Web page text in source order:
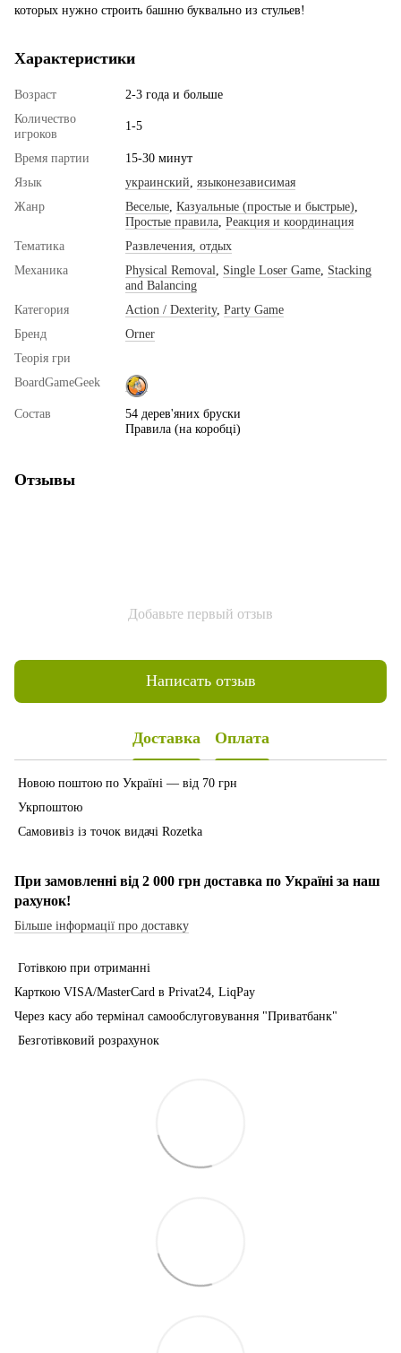
которых нужно строить башню буквально из стульев!
Характеристики
Возраст
2-3 года и больше
Количество
игроков
1-5
Время партии
15-30 минут
Язык
украинский языконезависимая
Жанр
Веселые Казуальные (простые и быстрые)
Простые правила Реакция и координация
Тематика
Развлечения, отдых
Механика
Physical Removal Single Loser Game Stacking
and Balancing
Категория
Action / Dexterity, Party Game
Бренд
Orner
Теорія гри
BoardGameGeek
Состав
54 дерев'яних бруски
Правила (на коробці)
Отзывы
Добавьте первый отзыв
Написать отзыв
Доставка Оплата
Новою поштою по Україні — від 70 грн
Укрпоштою
Самовивіз із точок видачі Rozetka
При замовленні від 2 000 грн доставка по Україні за наш
рахунок!
Більше інформації про доставку
Готівкою при отриманні
Карткою VISA/MasterCard в Рrivat24, LiqPay
Через касу або термінал самообслуговування "Приватбанк"
Безготівковий розрахунок